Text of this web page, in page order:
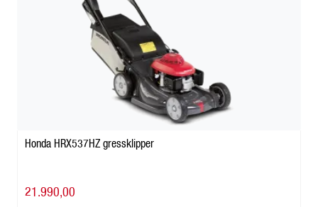
Honda HRX537HZ gressklipper
21.990,00